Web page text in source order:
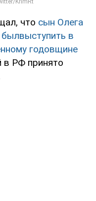
что сын Олега
в
годовщине
в РФ принято